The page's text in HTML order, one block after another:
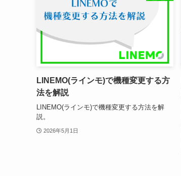
LINEMO(ラインモ)で機種変更する方
法を解説
LINEMO(ラインモ)で機種変更する方法を解
説。
2026年5月1日